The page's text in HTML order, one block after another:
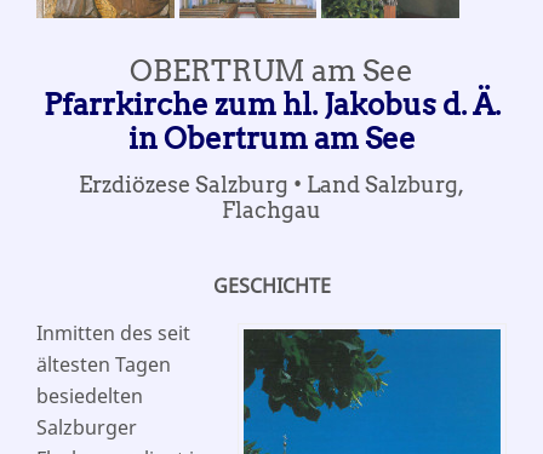
OBERTRUM am See
Pfarrkirche zum hl. Jakobus d. Ä.
in Obertrum am See
Erzdiözese Salzburg • Land Salzburg,
Flachgau
GESCHICHTE
Inmitten des seit
ältesten Tagen
besiedelten
Salzburger